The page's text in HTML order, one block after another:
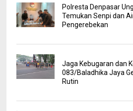
Polresta Denpasar
Temukan Senpi dan
Pengerebekan
Jaga Kebugaran dan
083/Baladhika Jaya
Rutin